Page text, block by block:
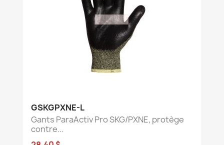
GSKGPXNE-L
Gants ParaActiv Pro SKG/PXNE, protège
contre...